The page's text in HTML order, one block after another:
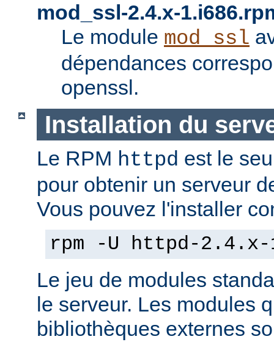
mod_ssl-2.4.x-
Le module mod_ssl
dépendances
openssl.
Installation du
Le RPM httpd est le
pour obtenir un serveur
Vous pouvez l'installer
rpm -U httpd-2.4.x-
Le jeu de modules
le serveur. Les modules
bibliothèques externes